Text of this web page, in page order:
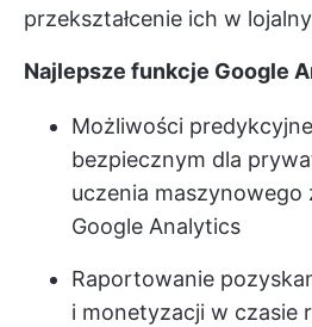
przekształcenie ich w
Najlepsze funkcje Google
Możliwości
bezpiecznym dla
uczenia
Google Analytics
Raportowanie
i monetyzacji w czasie